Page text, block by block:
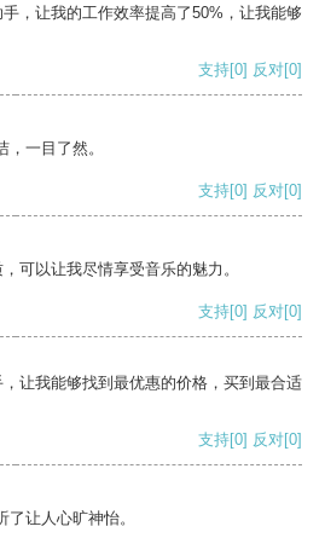
，让我的工作效率提高了50%，让我能够
支持[0] 反对[0]
一目了然。
支持[0] 反对[0]
可以让我尽情享受音乐的魅力。
支持[0] 反对[0]
让我能够找到最优惠的价格，买到最合适
支持[0] 反对[0]
让人心旷神怡。